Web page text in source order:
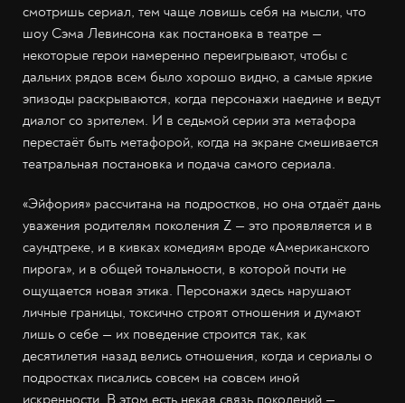
смотришь сериал, тем чаще ловишь себя на мысли, что
шоу Сэма Левинсона как постановка в театре —
некоторые герои намеренно переигрывают, чтобы с
дальних рядов всем было хорошо видно, а самые яркие
эпизоды раскрываются, когда персонажи наедине и ведут
диалог со зрителем. И в седьмой серии эта метафора
перестаёт быть метафорой, когда на экране смешивается
театральная постановка и подача самого сериала.
«Эйфория» рассчитана на подростков, но она отдаёт дань
уважения родителям поколения Z — это проявляется и в
саундтреке, и в кивках комедиям вроде «Американского
пирога», и в общей тональности, в которой почти не
ощущается новая этика. Персонажи здесь нарушают
личные границы, токсично строят отношения и думают
лишь о себе — их поведение строится так, как
десятилетия назад велись отношения, когда и сериалы о
подростках писались совсем на совсем иной
искренности. В этом есть некая связь поколений —